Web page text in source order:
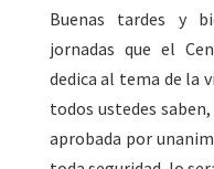
Buenas tardes y
jornadas que el
dedica al tema de la
todos ustedes
aprobada por